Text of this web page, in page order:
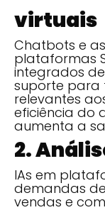
virtuais
Chatbots e
plataformas
integrados de
suporte para
relevantes
eficiência do
aumenta a
2.
IAs em
demandas
vendas e